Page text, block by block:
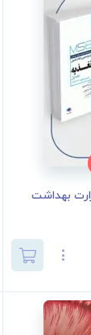
بهداشت